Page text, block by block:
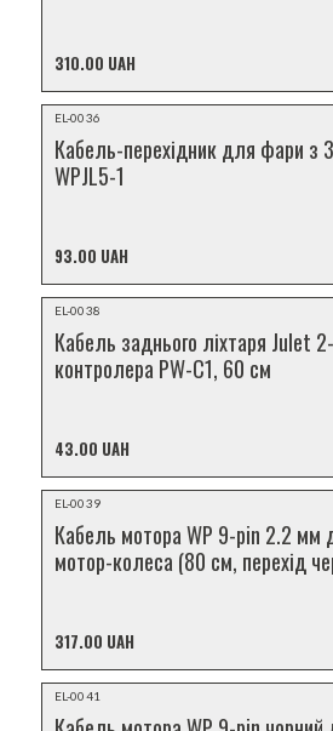
310.00 UAH
НОВИНКА
EL-0036
Кабель-перехідник для фари з
WPJL5-1
93.00 UAH
НОВИНКА
EL-0038
Кабель заднього ліхтаря Julet
контролера PW-C1, 60 см
43.00 UAH
НОВИНКА
EL-0039
Кабель мотора WP 9-pin 2.2 мм
мотор-колеса (80 см, перехід
317.00 UAH
НОВИНКА
EL-0041